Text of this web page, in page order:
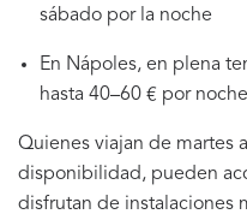
sábado por la noche
En Nápoles, en plena
hasta 40–60 € por noche
Quienes viajan de martes
disponibilidad, pueden
disfrutan de instalaciones